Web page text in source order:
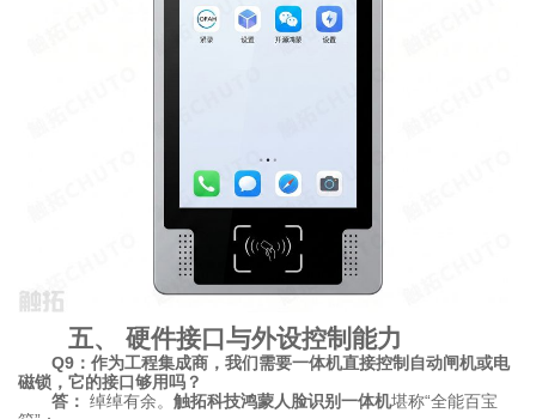
五、 硬件接口与外设控制能力
Q9：作为工程集成商，我们需要一体机直接控制自动闸机或电
磁锁，它的接口够用吗？
答： 绰绰有余。 触拓科技鸿蒙人脸识别一体机堪称“全能百宝